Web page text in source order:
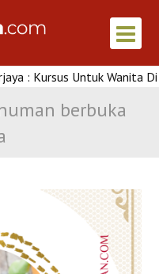
Wanita Di Kelantan
berbuka